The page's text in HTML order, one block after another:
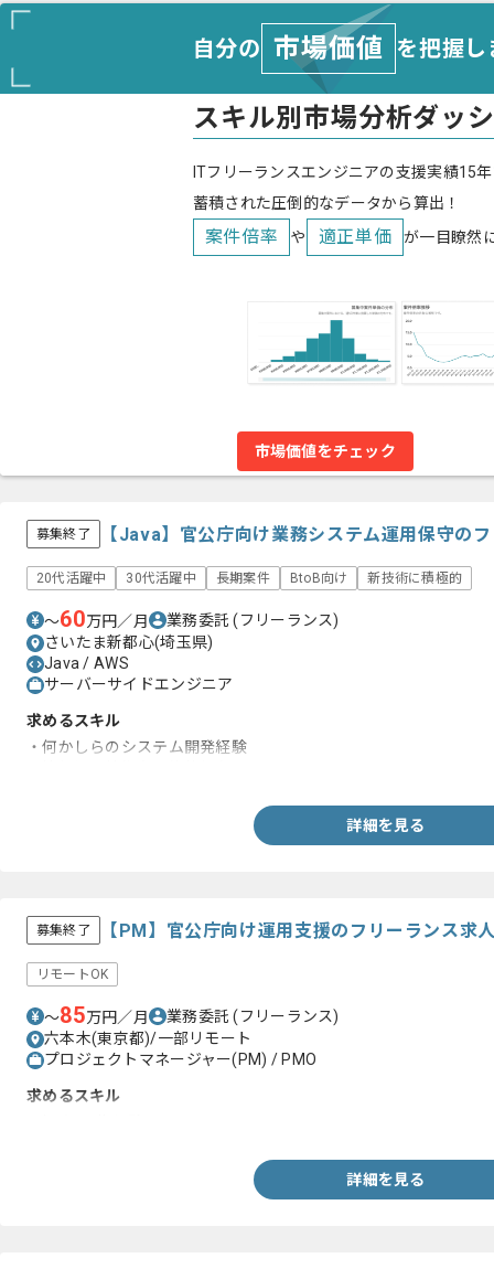
自分の 市場価値 を把握
スキル別市場分析ダッ
ITフリーランスエンジニアの支援実績15
蓄積された圧倒的なデータから算出！
案件倍率 や 適正単価 が一目瞭然
市場価値をチェック
募集終了 【Java】官公庁向け業務システム運用保守の
20代活躍中 30代活躍中 長期案件 BtoB向け 新技術に積極的
〜60万円／月 業務委託(フリーランス)
さいたま新都心(埼玉県)
Java / AWS
サーバーサイドエンジニア
求めるスキル
・何かしらのシステム開発経験
詳細を見る
募集終了 【PM】官公庁向け運用支援のフリーランス求
リモートOK
〜85万円／月 業務委託(フリーランス)
六本木(東京都)/一部リモート
プロジェクトマネージャー(PM) / PMO
求めるスキル
詳細を見る